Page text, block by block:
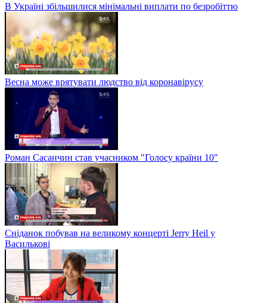
В Україні збільшилися мінімальні виплати по безробіттю
Весна може врятувати людство від коронавірусу
Роман Сасанчин став учасником "Голосу країни 10"
Сніданок побував на великому концерті Jerry Heil у
Василькові